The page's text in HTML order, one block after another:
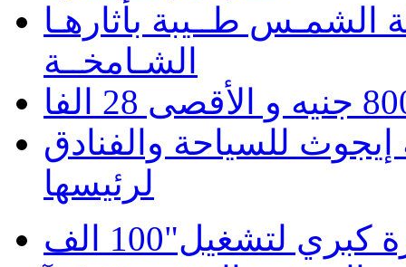
طــيبة بأثارهـا
الشـامخــة
للسياحة والفنادق
لرئيسها
موبينيل تطلق مبادرة كبري لتشغيل"100 الف